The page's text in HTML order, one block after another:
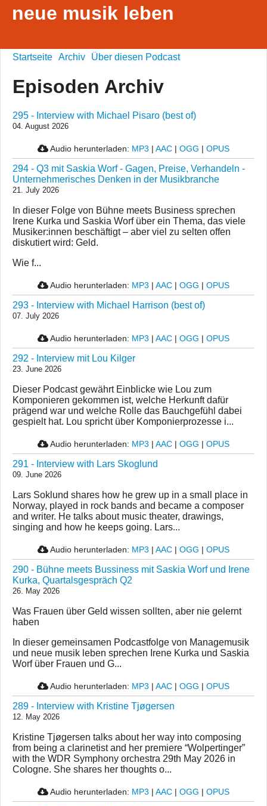
neue musik leben
Startseite Archiv Über diesen Podcast
Episoden Archiv
295 - Interview with Michael Pisaro (best of)
04. August 2026
Audio herunterladen: MP3 | AAC | OGG | OPUS
294 - Q3 mit Saskia Worf - Gagen, Preise, Verhandeln -
Unternehmerisches Denken in der Musikbranche
21. July 2026
In dieser Folge von Bühne meets Business sprechen
Irene Kurka und Saskia Worf über ein Thema, das viele
Musiker:innen beschäftigt – aber viel zu selten offen
diskutiert wird: Geld.
Wie f...
Audio herunterladen: MP3 | AAC | OGG | OPUS
293 - Interview with Michael Harrison (best of)
07. July 2026
Audio herunterladen: MP3 | AAC | OGG | OPUS
292 - Interview mit Lou Kilger
23. June 2026
Dieser Podcast gewährt Einblicke wie Lou zum
Komponieren gekommen ist, welche Herkunft dafür
prägend war und welche Rolle das Bauchgefühl dabei
gespielt hat. Lou spricht über Komponierprozesse i...
Audio herunterladen: MP3 | AAC | OGG | OPUS
291 - Interview with Lars Skoglund
09. June 2026
Lars Soklund shares how he grew up in a small place in
Norway, played in rock bands and became a composer
and writer. He talks about music theater, drawings,
singing and how he keeps going. Lars...
Audio herunterladen: MP3 | AAC | OGG | OPUS
290 - Bühne meets Bussiness mit Saskia Worf und Irene
Kurka, Quartalsgespräch Q2
26. May 2026
Was Frauen über Geld wissen sollten, aber nie gelernt
haben
In dieser gemeinsamen Podcastfolge von Managemusik
und neue musik leben sprechen Irene Kurka und Saskia
Worf über Frauen und G...
Audio herunterladen: MP3 | AAC | OGG | OPUS
289 - Interview with Kristine Tjøgersen
12. May 2026
Kristine Tjøgersen talks about her way into composing
from being a clarinetist and her premiere “Wolpertinger”
with the WDR Symphony orchestra 29th May 2026 in
Cologne. She shares her thoughts o...
Audio herunterladen: MP3 | AAC | OGG | OPUS